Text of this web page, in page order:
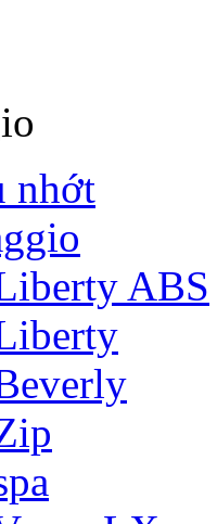
nhớt
ABS